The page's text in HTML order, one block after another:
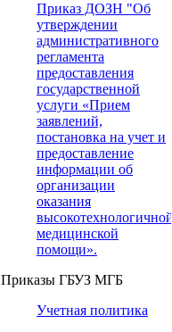
Приказ ДОЗН "Об
утверждении
административного
регламента
предоставления
государственной
услуги «Прием
заявлений,
постановка на учет и
предоставление
информации об
организации
оказания
высокотехнологичной
медицинской
помощи».
Приказы ГБУЗ МГБ
Учетная политика